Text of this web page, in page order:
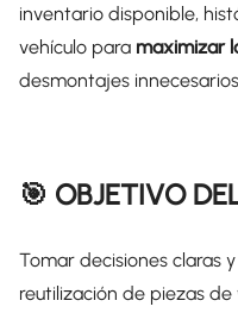
inventario disponible,
vehículo para maximizar
desmontajes
🎯 OBJETIVO
Tomar decisiones claras
reutilización de piezas